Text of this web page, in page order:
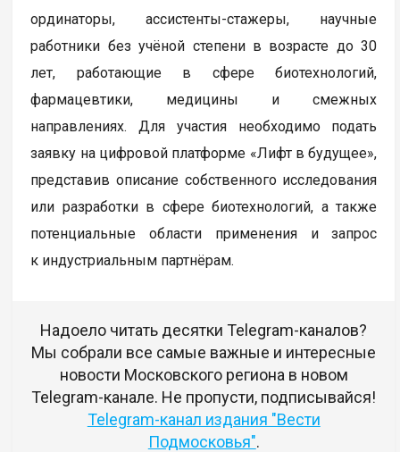
ординаторы, ассистенты-стажеры, научные
работники без учёной степени в возрасте до 30
лет, работающие в сфере биотехнологий,
фармацевтики, медицины и смежных
направлениях. Для участия необходимо подать
заявку на цифровой платформе «Лифт в будущее»,
представив описание собственного исследования
или разработки в сфере биотехнологий, а также
потенциальные области применения и запрос
к индустриальным партнёрам.
Надоело читать десятки Telegram-каналов?
Мы собрали все самые важные и интересные
новости Московского региона в новом
Telegram-канале. Не пропусти, подписывайся!
Telegram-канал издания "Вести
Подмосковья".